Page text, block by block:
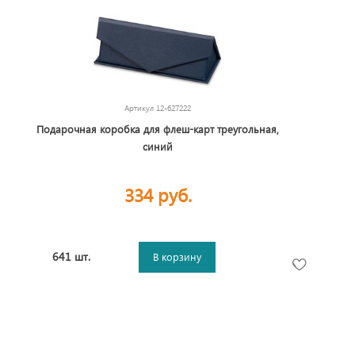
Артикул 12-627222
Подарочная коробка для флеш-карт треугольная,
синий
334 руб.
641 шт. В корзину